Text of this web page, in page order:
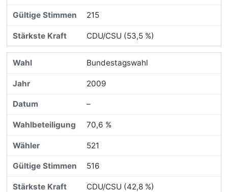
215
CDU/CSU (53,5 %)
Bundestagswahl
2009
–
70,6 %
521
516
CDU/CSU (42,8 %)